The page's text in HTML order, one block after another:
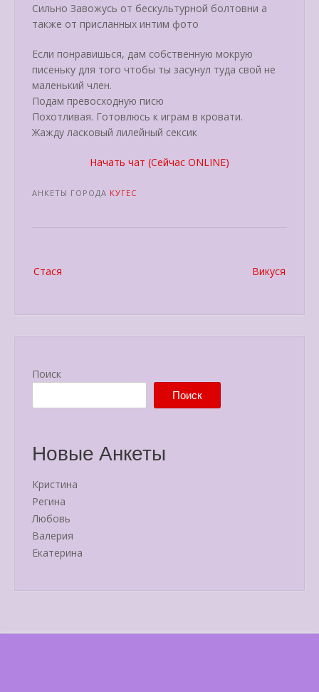
Сильно Завожусь от бескультурной болтовни а
также от присланных интим фото
Если понравишься, дам собственную мокрую
писеньку для того чтобы ты засунул туда свой не
маленький член.
Подам превосходную писю
Похотливая. Готовлюсь к играм в кровати.
Жажду ласковый лилейный сексик
Начать чат (Сейчас ONLINE)
АНКЕТЫ ГОРОДА КУГЕС
navigation
Стася Викуся
Поиск
Поиск
Новые Анкеты
Кристина
Регина
Любовь
Валерия
Екатерина